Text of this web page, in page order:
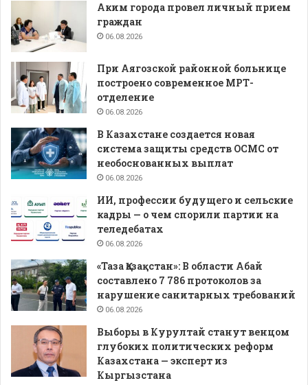
Аким города провел личный прием
граждан
06.08.2026
При Аягозской районной больнице
построено современное МРТ-
отделение
06.08.2026
В Казахстане создается новая
система защиты средств ОСМС от
необоснованных выплат
06.08.2026
ИИ, профессии будущего и сельские
кадры — о чем спорили партии на
теледебатах
06.08.2026
«Таза Қазақстан»: В области Абай
составлено 7 786 протоколов за
нарушение санитарных требований
06.08.2026
Выборы в Курултай станут венцом
глубоких политических реформ
Казахстана — эксперт из
Кыргызстана